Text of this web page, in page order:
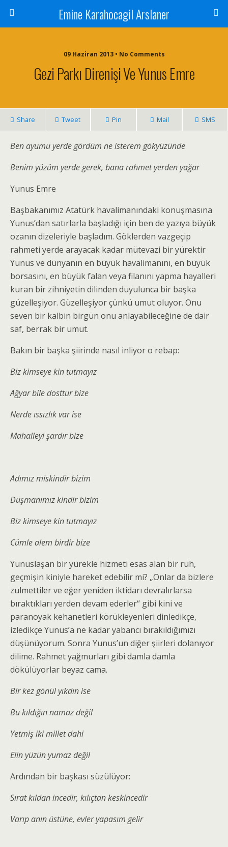
Emine Karahocagil Arslaner
09 Haziran 2013 • No Comments
Gezi Parkı Direnişi Ve Yunus Emre
Share Tweet Pin Mail SMS
Ben ayumu yerde gördüm ne isterem gökyüzünde
Benim yüzüm yerde gerek, bana rahmet yerden yağar
Yunus Emre
Başbakanımız Atatürk havalimanındaki konuşmasına
Yunus’dan satırlarla başladığı için ben de yazıya büyük
ozanın dizeleriyle başladım. Göklerden vazgeçip
rahmeti yerde arayacak kadar mütevazi bir yürektir
Yunus ve dünyanın en büyük havalimanını, en büyük
borsasını, en büyük falan veya filanını yapma hayalleri
kuran bir zihniyetin dilinden duyulunca bir başka
güzelleşiyor. Güzelleşiyor çünkü umut oluyor. Onu
seven bir kalbin birgün onu anlayabileceğine de dair
saf, berrak bir umut.
Bakın bir başka şiirinde nasıl inliyor o rebap:
Biz kimseye kin tutmayız
Ağyar bile dosttur bize
Nerde ıssızlık var ise
Mahalleyi şardır bize
Adımız miskindir bizim
Düşmanımız kindir bizim
Biz kimseye kin tutmayız
Cümle alem birdir bize
Yunuslaşan bir yürekle hizmeti esas alan bir ruh,
geçmişin kiniyle hareket edebilir mi? „Onlar da bizlere
zulmettiler ve eğer yeniden iktidarı devralırlarsa
bıraktıkları yerden devam ederler“ gibi kini ve
paranoyak kehanetleri körükleyenleri dinledikçe,
izledikçe Yunus’a ne kadar yabancı bırakıldığımızı
düşünüyorum. Sonra Yunus’un diğer şiirleri dolanıyor
dilime. Rahmet yağmurları gibi damla damla
dökülüyorlar beyaz cama.
Bir kez gönül yıkdın ise
Bu kıldığın namaz değil
Yetmiş iki millet dahi
Elin yüzün yumaz değil
Ardından bir başkası süzülüyor:
Sırat kıldan incedir, kılıçtan keskincedir
Varıp anın üstüne, evler yapasım gelir